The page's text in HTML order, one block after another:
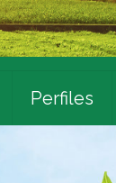
Perfiles